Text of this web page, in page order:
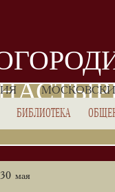
БИБЛИОТЕКА
мая